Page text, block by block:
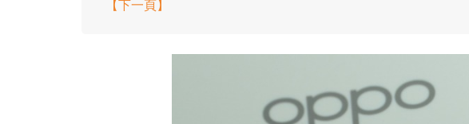
【下一頁】